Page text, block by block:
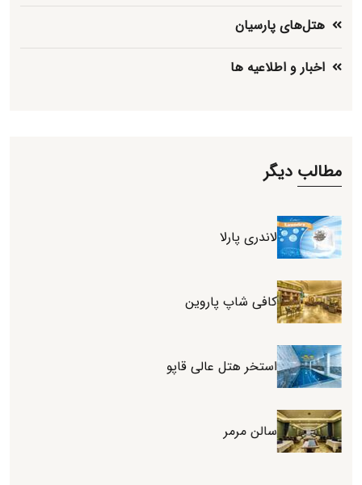
هتل‌های پارسیان
اخبار و اطلاعیه ها
مطالب دیگر
لاندری پارلا
کافی شاپ پاروین
استخر هتل عالی قاپو
سالن مرمر